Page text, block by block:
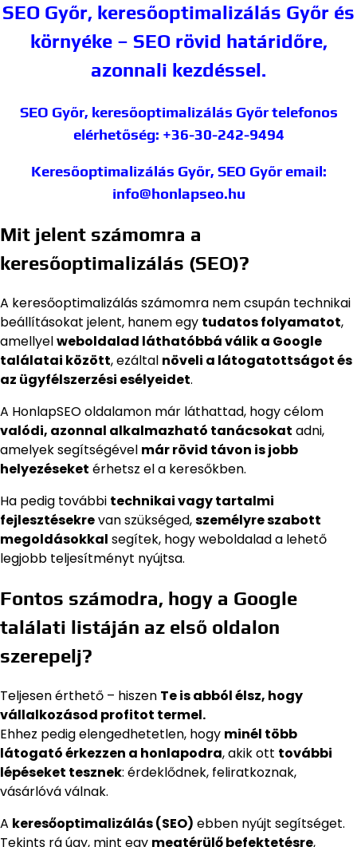
SEO Győr, keresőoptimalizálás Győr és
környéke – SEO rövid határidőre,
azonnali kezdéssel.
SEO Győr, keresőoptimalizálás Győrtelefonos
elérhetőség: +36-30-242-9494
Keresőoptimalizálás Győr, SEO Győremail:
info@honlapseo.hu
Mit jelent számomra a
keresőoptimalizálás (SEO)?
A keresőoptimalizálás számomra nem csupán technikai
beállításokat jelent, hanem egy tudatos folyamatot,
amellyelweboldalad láthatóbbá válik a Google
találatai között, ezáltal növeli a látogatottságot és
az ügyfélszerzési esélyeidet.
A HonlapSEO oldalamon már láthattad, hogy célom
valódi, azonnal alkalmazható tanácsokat adni,
amelyek segítségével már rövid távon is jobb
helyezéseket érhetsz el a keresőkben.
Ha pedig további technikai vagy tartalmi
fejlesztésekrevan szükséged,személyre szabott
megoldásokkal segítek, hogy weboldalad a lehető
legjobb teljesítményt nyújtsa.
Fontos számodra, hogy a Google
találati listáján az első oldalon
szerepelj?
Teljesen érthető – hiszen Te is abból élsz, hogy
vállalkozásod profitot termel.
Ehhez pedig elengedhetetlen, hogy minél több
látogató érkezzen a honlapodra, akik ott további
lépéseket tesznek: érdeklődnek, feliratkoznak,
vásárlóvá válnak.
A keresőoptimalizálás (SEO) ebben nyújt segítséget.
Tekints rá úgy, mint egy megtérülő befektetésre,